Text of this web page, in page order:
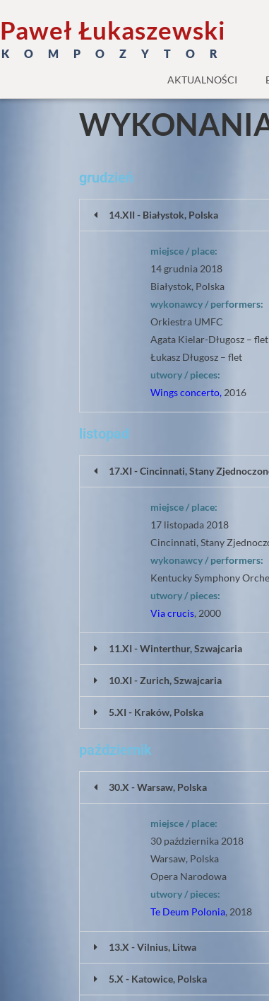
Paweł Łukaszewski
K O M P O Z Y T O R
AKTUALNOŚCI
grudzień
14.XII - Białystok, Polska
miejsce / place:
14 grudnia 2018
Białystok, Polska
wykonawcy / performers:
Orkiestra UMFC
Agata Kielar-Długosz – flet
Łukasz Długosz – flet
utwory / pieces:
Wings concerto, 2016
listopad
17.XI - Cincinnati, Stany
miejsce / place:
17 listopada 2018
Cincinnati, Stany
wykonawcy / performers:
Kentucky Symphony
utwory / pieces:
Via crucis, 2000
11.XI - Winterthur, Szwajcaria
10.XI - Zurich, Szwajcaria
5.XI - Kraków, Polska
październik
30.X - Warsaw, Polska
miejsce / place:
30 października 2018
Warsaw, Polska
Opera Narodowa
utwory / pieces:
Te Deum Polonia, 2018
13.X - Vilnius, Litwa
5.X - Katowice, Polska